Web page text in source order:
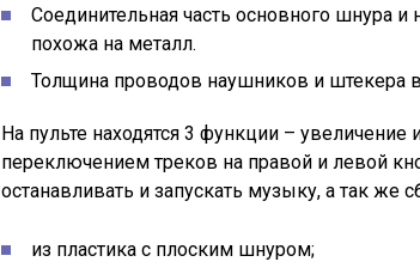
Соединительная часть основного шнура
похожа на металл.
Толщина проводов наушников и штекера
На пульте находятся 3 функции –
переключением треков на правой и левой
останавливать и запускать музыку, а так же
из пластика с плоским шнуром;